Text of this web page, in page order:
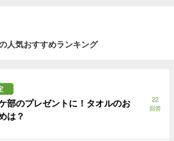
人気おすすめランキング
部のプレゼントに！タオルのお
は？
22
回答